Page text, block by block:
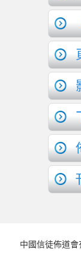
中國信徒佈道